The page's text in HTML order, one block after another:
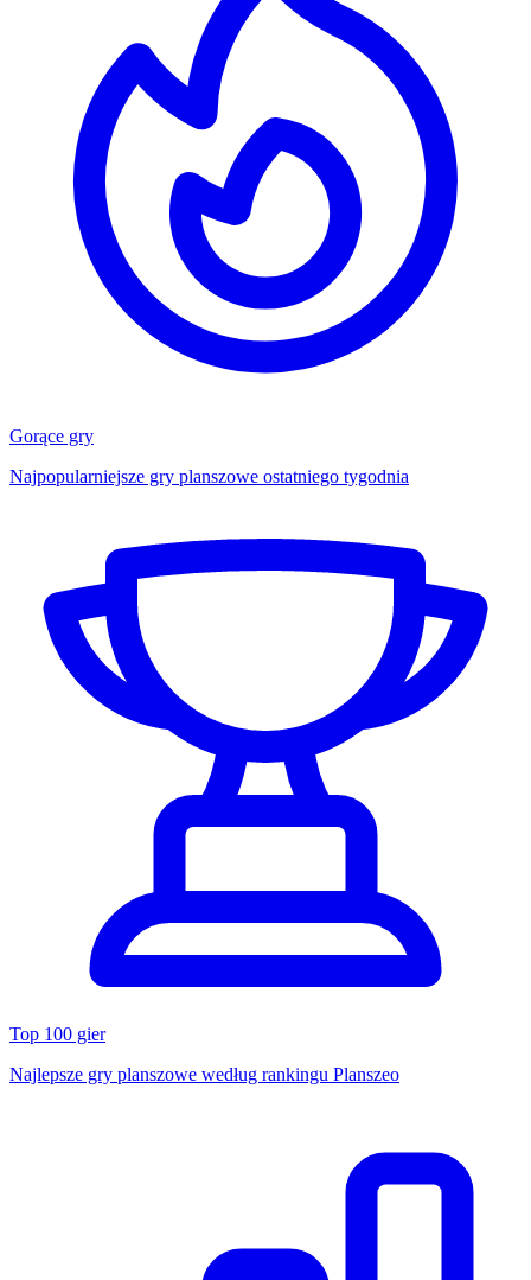
Gorące gry
Najpopularniejsze gry planszowe ostatniego tygodnia
Top 100 gier
Najlepsze gry planszowe według rankingu Planszeo